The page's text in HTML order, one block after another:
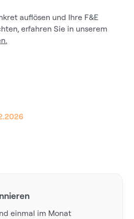
auflösen und Ihre F&E
erfahren Sie in unserem
einmal im Monat